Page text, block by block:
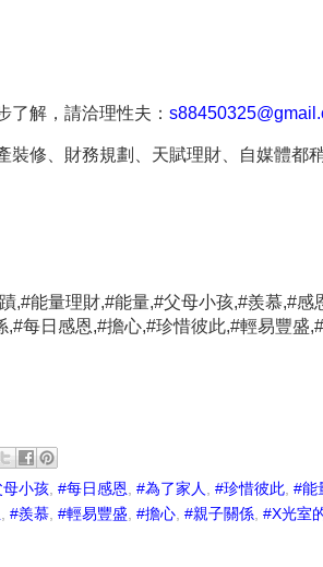
了解，請洽理性夫：
裝修、財務規劃、天賦理財、自媒體都
,#能量理財,#能量,#父母小孩,#羨慕,#感
,#每日感恩,#擔心,#珍惜彼此,#輕易豐盛,#
母小孩 #每日感恩 #為了家人 #珍惜彼此 #能
#羨慕 #輕易豐盛 #擔心 #親子關係 #X光室